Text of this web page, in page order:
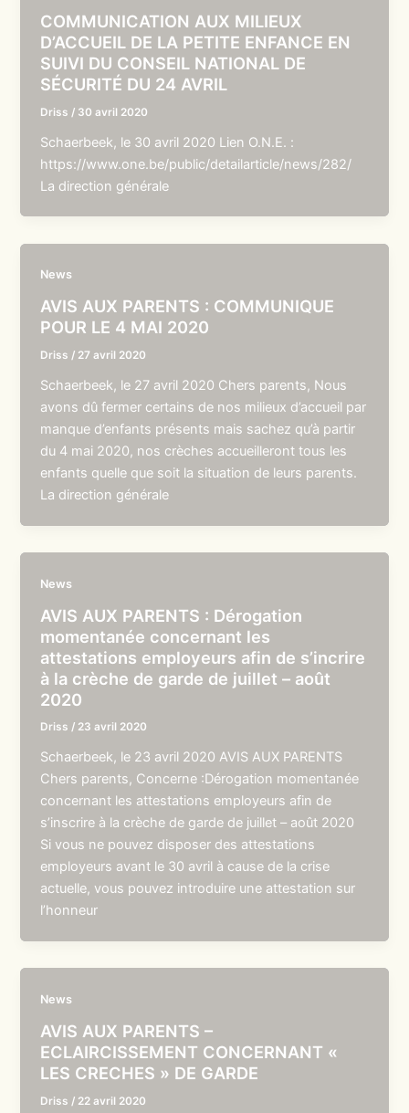
COMMUNICATION AUX MILIEUX
D’ACCUEIL DE LA PETITE ENFANCE EN
SUIVI DU CONSEIL NATIONAL DE
SÉCURITÉ DU 24 AVRIL
Driss / 30 avril 2020
Schaerbeek, le 30 avril 2020 Lien O.N.E. :
https://www.one.be/public/detailarticle/news/282/
La direction générale
News
AVIS AUX PARENTS : COMMUNIQUE
POUR LE 4 MAI 2020
Driss / 27 avril 2020
Schaerbeek, le 27 avril 2020 Chers parents, Nous
avons dû fermer certains de nos milieux d’accueil par
manque d’enfants présents mais sachez qu’à partir
du 4 mai 2020, nos crèches accueilleront tous les
enfants quelle que soit la situation de leurs parents.
La direction générale
News
AVIS AUX PARENTS : Dérogation
momentanée concernant les
attestations employeurs afin de s’incrire
à la crèche de garde de juillet – août
2020
Driss / 23 avril 2020
Schaerbeek, le 23 avril 2020 AVIS AUX PARENTS
Chers parents, Concerne :Dérogation momentanée
concernant les attestations employeurs afin de
s’inscrire à la crèche de garde de juillet – août 2020
Si vous ne pouvez disposer des attestations
employeurs avant le 30 avril à cause de la crise
actuelle, vous pouvez introduire une attestation sur
l’honneur
News
AVIS AUX PARENTS –
ECLAIRCISSEMENT CONCERNANT «
LES CRECHES » DE GARDE
Driss / 22 avril 2020